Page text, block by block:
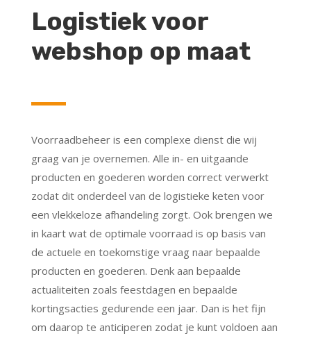
Logistiek voor
webshop op maat
Voorraadbeheer is een complexe dienst die wij
graag van je overnemen. Alle in- en uitgaande
producten en goederen worden correct verwerkt
zodat dit onderdeel van de logistieke keten voor
een vlekkeloze afhandeling zorgt. Ook brengen we
in kaart wat de optimale voorraad is op basis van
de actuele en toekomstige vraag naar bepaalde
producten en goederen. Denk aan bepaalde
actualiteiten zoals feestdagen en bepaalde
kortingsacties gedurende een jaar. Dan is het fijn
om daarop te anticiperen zodat je kunt voldoen aan